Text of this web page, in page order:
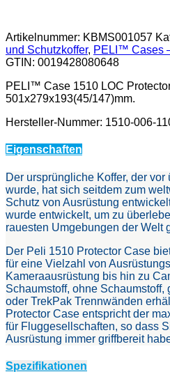
Artikelnummer: KBMS001057
und Schutzkoffer, PELI™ Cases
GTIN: 0019428080648
PELI™ Case 1510 LOC
501x279x193(45/147)mm.
Hersteller-Nummer: 1510-006-
Eigenschaften
Der ursprüngliche Koffer, der
wurde, hat sich seitdem zum
Schutz von Ausrüstung
wurde entwickelt, um zu
rauesten Umgebungen der Welt
Der Peli 1510 Protector Case
für eine Vielzahl von
Kameraausrüstung bis hin zu
Schaumstoff, ohne
oder TrekPak Trennwänden
Protector Case entspricht der
für Fluggesellschaften, so dass
Ausrüstung immer griffbereit
Spezifikationen